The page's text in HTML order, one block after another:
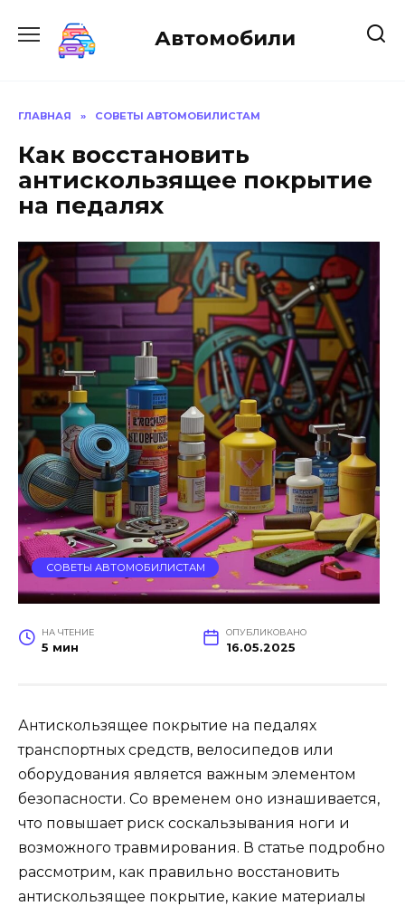
содержанию
Автомобили
ГЛАВНАЯ » СОВЕТЫ АВТОМОБИЛИСТАМ
Как восстановить
антискользящее покрытие
на педалях
СОВЕТЫ АВТОМОБИЛИСТАМ
НА ЧТЕНИЕ
5 мин
ОПУБЛИКОВАНО
16.05.2025
Антискользящее покрытие на педалях
транспортных средств, велосипедов или
оборудования является важным элементом
безопасности. Со временем оно изнашивается,
что повышает риск соскальзывания ноги и
возможного травмирования. В статье подробно
рассмотрим, как правильно восстановить
антискользящее покрытие, какие материалы